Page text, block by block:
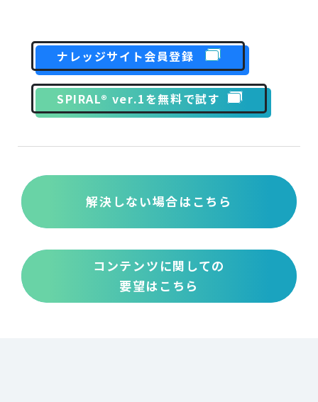
ナレッジサイト会員登録
SPIRAL® ver.1を無料で試す
解決しない場合はこちら
コンテンツに関しての
要望はこちら